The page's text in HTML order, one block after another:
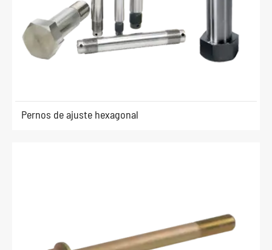
Pernos de ajuste hexagonal